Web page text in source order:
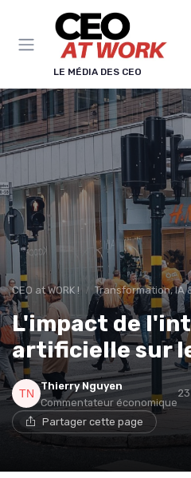
LE MÉDIA DES CEO
CEO at WORK ! Transformation, IA &
L'impact de
artificielle sur
Thierry Nguyen
Commentateur économique
Partager cette page
Panneau de gestion des cookies